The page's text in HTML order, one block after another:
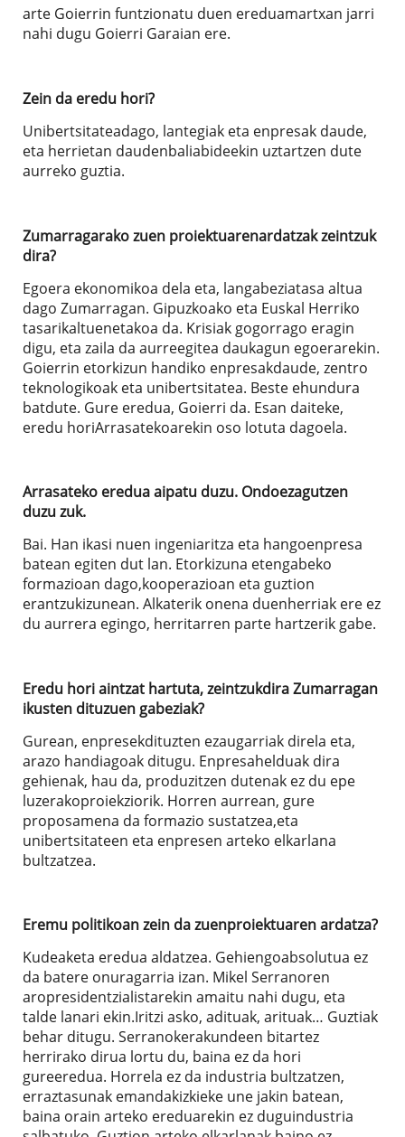
arte Goierrin funtzionatu duen ereduamartxan jarri
nahi dugu Goierri Garaian ere.
Zein da eredu hori?
Unibertsitateadago, lantegiak eta enpresak daude,
eta herrietan daudenbaliabideekin uztartzen dute
aurreko guztia.
Zumarragarako zuen proiektuarenardatzak zeintzuk
dira?
Egoera ekonomikoa dela eta, langabeziatasa altua
dago Zumarragan. Gipuzkoako eta Euskal Herriko
tasarikaltuenetakoa da. Krisiak gogorrago eragin
digu, eta zaila da aurreegitea daukagun egoerarekin.
Goierrin etorkizun handiko enpresakdaude, zentro
teknologikoak eta unibertsitatea. Beste ehundura
batdute. Gure eredua, Goierri da. Esan daiteke,
eredu horiArrasatekoarekin oso lotuta dagoela.
Arrasateko eredua aipatu duzu. Ondoezagutzen
duzu zuk.
Bai. Han ikasi nuen ingeniaritza eta hangoenpresa
batean egiten dut lan. Etorkizuna etengabeko
formazioan dago,kooperazioan eta guztion
erantzukizunean. Alkaterik onena duenherriak ere ez
du aurrera egingo, herritarren parte hartzerik gabe.
Eredu hori aintzat hartuta, zeintzukdira Zumarragan
ikusten dituzuen gabeziak?
Gurean, enpresekdituzten ezaugarriak direla eta,
arazo handiagoak ditugu. Enpresahelduak dira
gehienak, hau da, produzitzen dutenak ez du epe
luzerakoproiekziorik. Horren aurrean, gure
proposamena da formazio sustatzea,eta
unibertsitateen eta enpresen arteko elkarlana
bultzatzea.
Eremu politikoan zein da zuenproiektuaren ardatza?
Kudeaketa eredua aldatzea. Gehiengoabsolutua ez
da batere onuragarria izan. Mikel Serranoren
aropresidentzialistarekin amaitu nahi dugu, eta
talde lanari ekin.Iritzi asko, adituak, arituak… Guztiak
behar ditugu. Serranokerakundeen bitartez
herrirako dirua lortu du, baina ez da hori
gureeredua. Horrela ez da industria bultzatzen,
erraztasunak emandakizkieke une jakin batean,
baina orain arteko ereduarekin ez duguindustria